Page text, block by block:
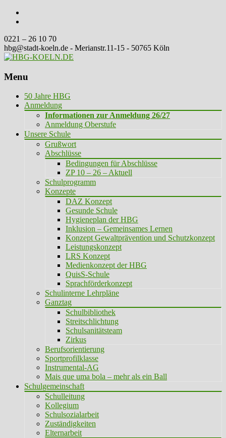
0221 – 26 10 70
hbg@stadt-koeln.de - Merianstr.11-15 - 50765 Köln
Menu
Skip
content
50 Jahre HBG
Anmeldung
Informationen zur Anmeldung 26/27
Anmeldung Oberstufe
Unsere Schule
Grußwort
Abschlüsse
Bedingungen für Abschlüsse
ZP 10 – 26 – Aktuell
Schulprogramm
Konzepte
DAZ Konzept
Gesunde Schule
Hygieneplan der HBG
Inklusion – Gemeinsames Lernen
Konzept Gewaltprävention und Schutzkonzept
Leistungskonzept
LRS Konzept
Medienkonzept der HBG
QuisS-Schule
Sprachförderkonzept
Schulinterne Lehrpläne
Ganztag
Schulbibliothek
Streitschlichtung
Schulsanitätsteam
Zirkus
Berufsorientierung
Sportprofilklasse
Instrumental-AG
Mais que uma bola – mehr als ein Ball
Schulgemeinschaft
Schulleitung
Kollegium
Schulsozialarbeit
Zuständigkeiten
Elternarbeit